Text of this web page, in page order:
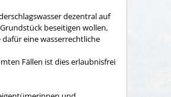
dezentral auf
beseitigen wollen,
dafür eine wasserrechtliche
Fällen ist dies erlaubnisfrei